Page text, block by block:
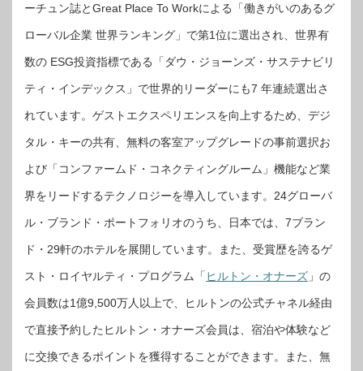
ーチュン誌とGreat Place To Workによる「働きがいのあるグ
ローバル企業 世界ランキング」で第1位に選出され、世界有
数の ESG投資指標である「ダウ・ジョーンズ・サステナビリ
ティ・インデックス」で世界的リーダーにも7 年連続選出さ
れています。ゲストエクスペリエンスを向上するため、デジ
タル・キーの共有、無料の客室アップグレードの事前選択お
よび「コンファームド・コネクティングルーム」機能など業
界をリードするテクノロジーを導入しています。24グローバ
ル・ブランド・ポートフォリオのうち、日本では、7ブラン
ド・29軒のホテルを展開しています。また、受賞歴を誇るゲ
スト・ロイヤルティ・プログラム「ヒルトン・オナーズ 」の
会員数は1億9,500万人以上で、ヒルトンの公式チャネル経由
で直接予約したヒルトン・オナーズ会員は、宿泊や体験など
に交換できるポイントを獲得することができます。また、無